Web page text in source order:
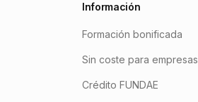
Información
Formación bonificada
Sin coste para empresas
Crédito FUNDAE